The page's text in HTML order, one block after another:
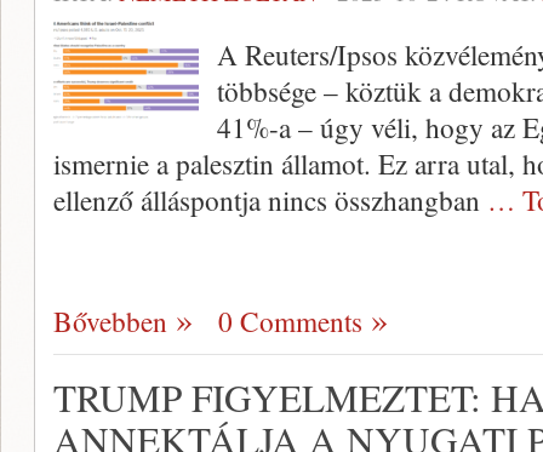
A Reuters/Ipsos
többsége – köztük a
41%-a – úgy véli, hogy az
ismernie a palesztin államot. Ez arra utal,
ellenző álláspontja nincs összhangban …
Bővebben 0 Comments
TRUMP FIGYELMEZTET:
ANNEKTÁLJA A NYUGATI